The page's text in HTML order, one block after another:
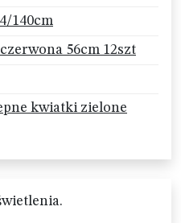
140cm
56cm 12szt
kwiatki zielone